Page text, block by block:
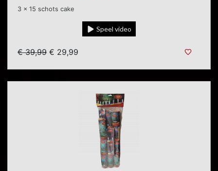
3 x 15 schots cake
Speel video
€ 39,99 € 29,99